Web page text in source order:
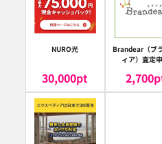
NURO光
30,000pt
Brandear（ブ
ィア）査定
2,700